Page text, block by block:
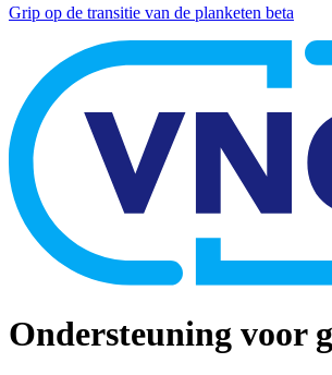
Grip op de transitie van de planketen beta
Ondersteuning voor